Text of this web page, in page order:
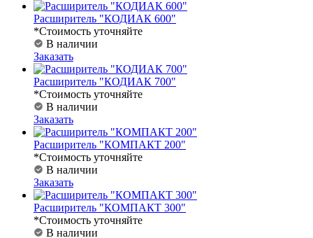
Расширитель "КОДИАК 600"
*Стоимость уточняйте
В наличии
Заказать
Расширитель "КОДИАК 700"
*Стоимость уточняйте
В наличии
Заказать
Расширитель "КОМПАКТ 200"
*Стоимость уточняйте
В наличии
Заказать
Расширитель "КОМПАКТ 300"
*Стоимость уточняйте
В наличии